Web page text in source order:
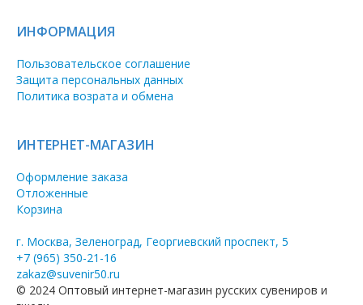
ИНФОРМАЦИЯ
Пользовательское соглашение
Защита персональных данных
Политика возрата и обмена
ИНТЕРНЕТ-МАГАЗИН
Оформление заказа
Отложенные
Корзина
г. Москва, Зеленоград, Георгиевский проспект, 5
+7 (965) 350-21-16
zakaz@suvenir50.ru
© 2024 Оптовый интернет-магазин русских сувениров и